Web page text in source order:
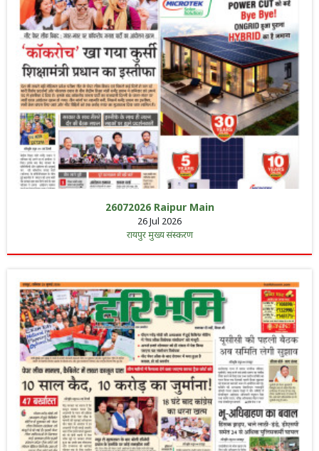
26072026 Raipur Main
26 Jul 2026
रायपुर मुख्य संस्करण